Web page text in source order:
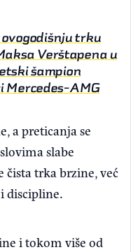
trku
Verštapena u
šampion
Mercedes-AMG
a preticanja se
slabe
čista trka brzine, već
discipline.
i tokom više od